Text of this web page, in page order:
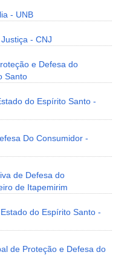
- UNB
- CNJ
e Defesa do
Santo
do Espírito Santo -
Do Consumidor -
de Defesa do
de Itapemirim
do Espírito Santo -
de Proteção e Defesa do